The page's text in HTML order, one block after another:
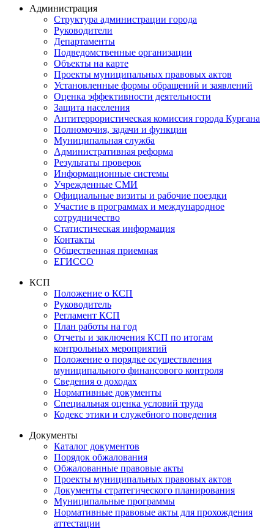
Администрация
Структура администрации города
Руководители
Департаменты
Подведомственные организации
Объекты на карте
Проекты муниципальных правовых актов
Установленные формы обращений и заявлений
Оценка эффективности деятельности
Защита населения
Антитеррористическая комиссия города Кургана
Полномочия, задачи и функции
Муниципальная служба
Административная реформа
Результаты проверок
Информационные системы
Учрежденные СМИ
Официальные визиты и рабочие поездки
Участие в программах и международное
сотрудничество
Статистическая информация
Контакты
Общественная приемная
ЕГИССО
КСП
Положение о КСП
Руководитель
Регламент КСП
План работы на год
Отчеты и заключения КСП по итогам
контрольных мероприятий
Положение о порядке осуществления
муниципального финансового контроля
Сведения о доходах
Нормативные документы
Специальная оценка условий труда
Кодекс этики и служебного поведения
Документы
Каталог документов
Порядок обжалования
Обжалованные правовые акты
Проекты муниципальных правовых актов
Документы стратегического планирования
Муниципальные программы
Нормативные правовые акты для прохождения
аттестации